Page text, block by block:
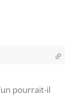
pourrait-il